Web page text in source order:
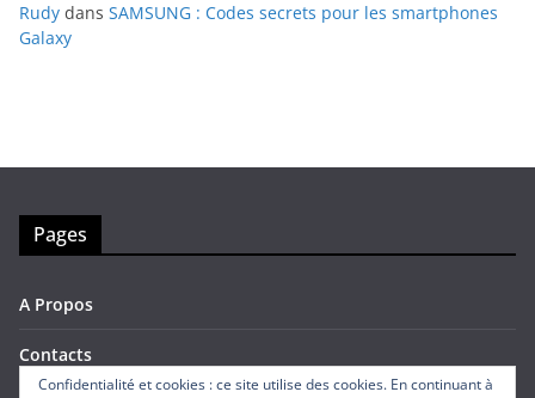
Rudy dans SAMSUNG : Codes secrets pour les smartphones
Galaxy
Pages
A Propos
Contacts
Confidentialité et cookies : ce site utilise des cookies. En continuant à